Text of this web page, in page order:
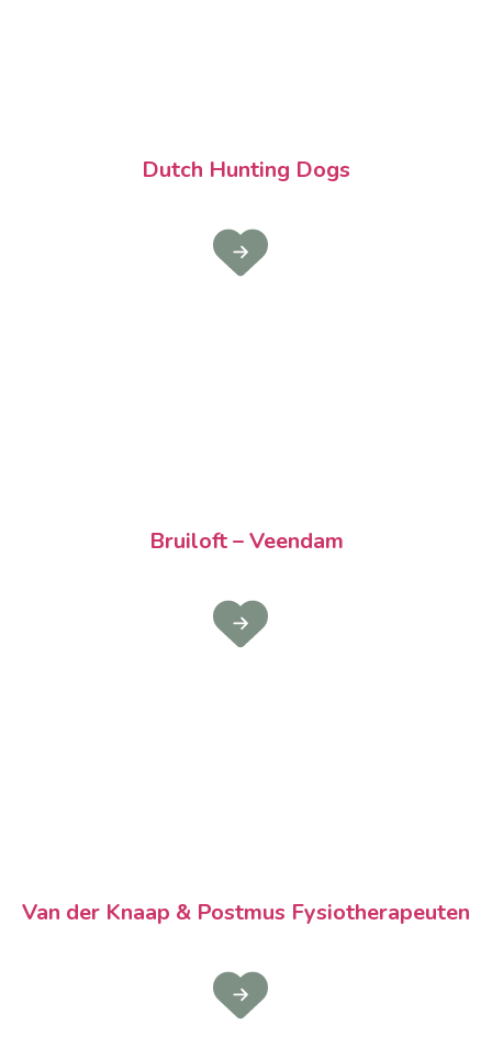
Dutch Hunting Dogs
Bruiloft – Veendam
Van der Knaap & Postmus Fysiotherapeuten